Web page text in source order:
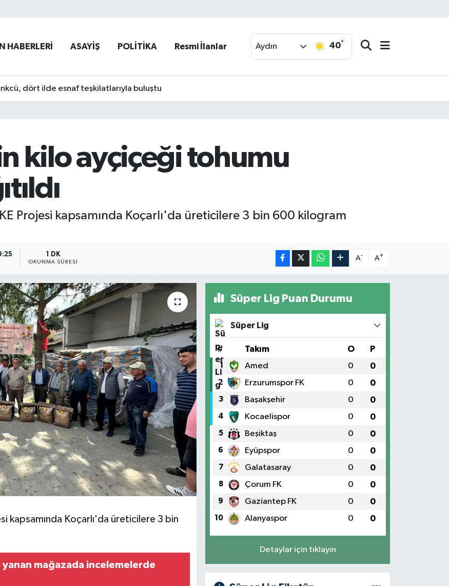
HABERLERİ ASAYİŞ POLİTİKA Resmi İlanlar Aydın 40°
dört ilde esnaf teşkilatlarıyla buluştu
kilo ayçiçeği tohumu
Projesi kapsamında Koçarlı'da üreticilere 3 bin 600 kilogram
1 DK
OKUNMA SÜRESI
A- A+
kapsamında Koçarlı'da üreticilere 3 bin
yanan mağazada incelemelerde
Süper Lig Puan Durumu
Süper Lig
# Takım O P
1 Amed 0 0
2 Erzurumspor FK 0 0
3 Başakşehir 0 0
4 Kocaelispor 0 0
5 Beşiktaş 0 0
6 Eyüpspor 0 0
7 Galatasaray 0 0
8 Çorum FK 0 0
9 Gaziantep FK 0 0
10 Alanyaspor 0 0
Detaylar için tıklayın